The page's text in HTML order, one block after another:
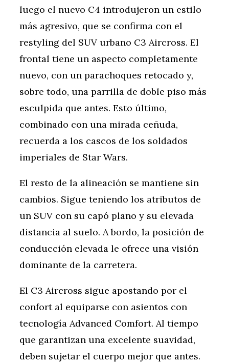
luego el nuevo C4 introdujeron un estilo
más agresivo, que se confirma con el
restyling del SUV urbano C3 Aircross. El
frontal tiene un aspecto completamente
nuevo, con un parachoques retocado y,
sobre todo, una parrilla de doble piso más
esculpida que antes. Esto último,
combinado con una mirada ceñuda,
recuerda a los cascos de los soldados
imperiales de Star Wars.
El resto de la alineación se mantiene sin
cambios. Sigue teniendo los atributos de
un SUV con su capó plano y su elevada
distancia al suelo. A bordo, la posición de
conducción elevada le ofrece una visión
dominante de la carretera.
El C3 Aircross sigue apostando por el
confort al equiparse con asientos con
tecnología Advanced Comfort. Al tiempo
que garantizan una excelente suavidad,
deben sujetar el cuerpo mejor que antes.